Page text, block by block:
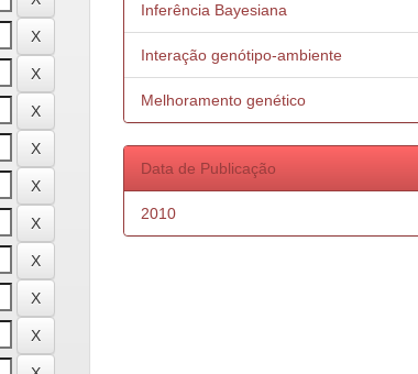
Inferência Bayesiana
Interação genótipo-ambiente
Melhoramento genético
Data de Publicação
2010